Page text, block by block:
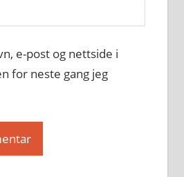
e-post og nettside i
for neste gang jeg